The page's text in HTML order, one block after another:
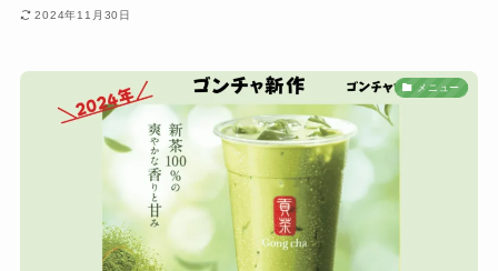
2024年11月30日
メニュー